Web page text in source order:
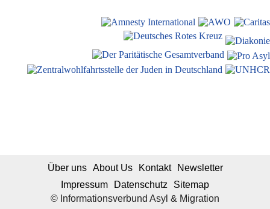
© Informationsverbund Asyl & Migration
Über uns About Us Kontakt
Newsletter
Impressum
Datenschutz Sitemap